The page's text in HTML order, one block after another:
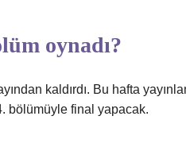
oynadı?
kaldırdı. Bu hafta
bölümüyle final yapacak.